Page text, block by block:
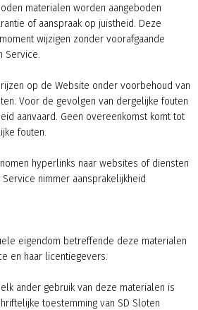
materialen worden aangeboden
of aanspraak op juistheid. Deze
wijzigen zonder voorafgaande
Service.
op de Website onder voorbehoud van
Voor de gevolgen van dergelijke fouten
aanvaard. Geen overeenkomst komt tot
fouten.
hyperlinks naar websites of diensten
nimmer aansprakelijkheid
eigendom betreffende deze materialen
en haar licentiegevers.
ander gebruik van deze materialen is
toestemming van SD Sloten